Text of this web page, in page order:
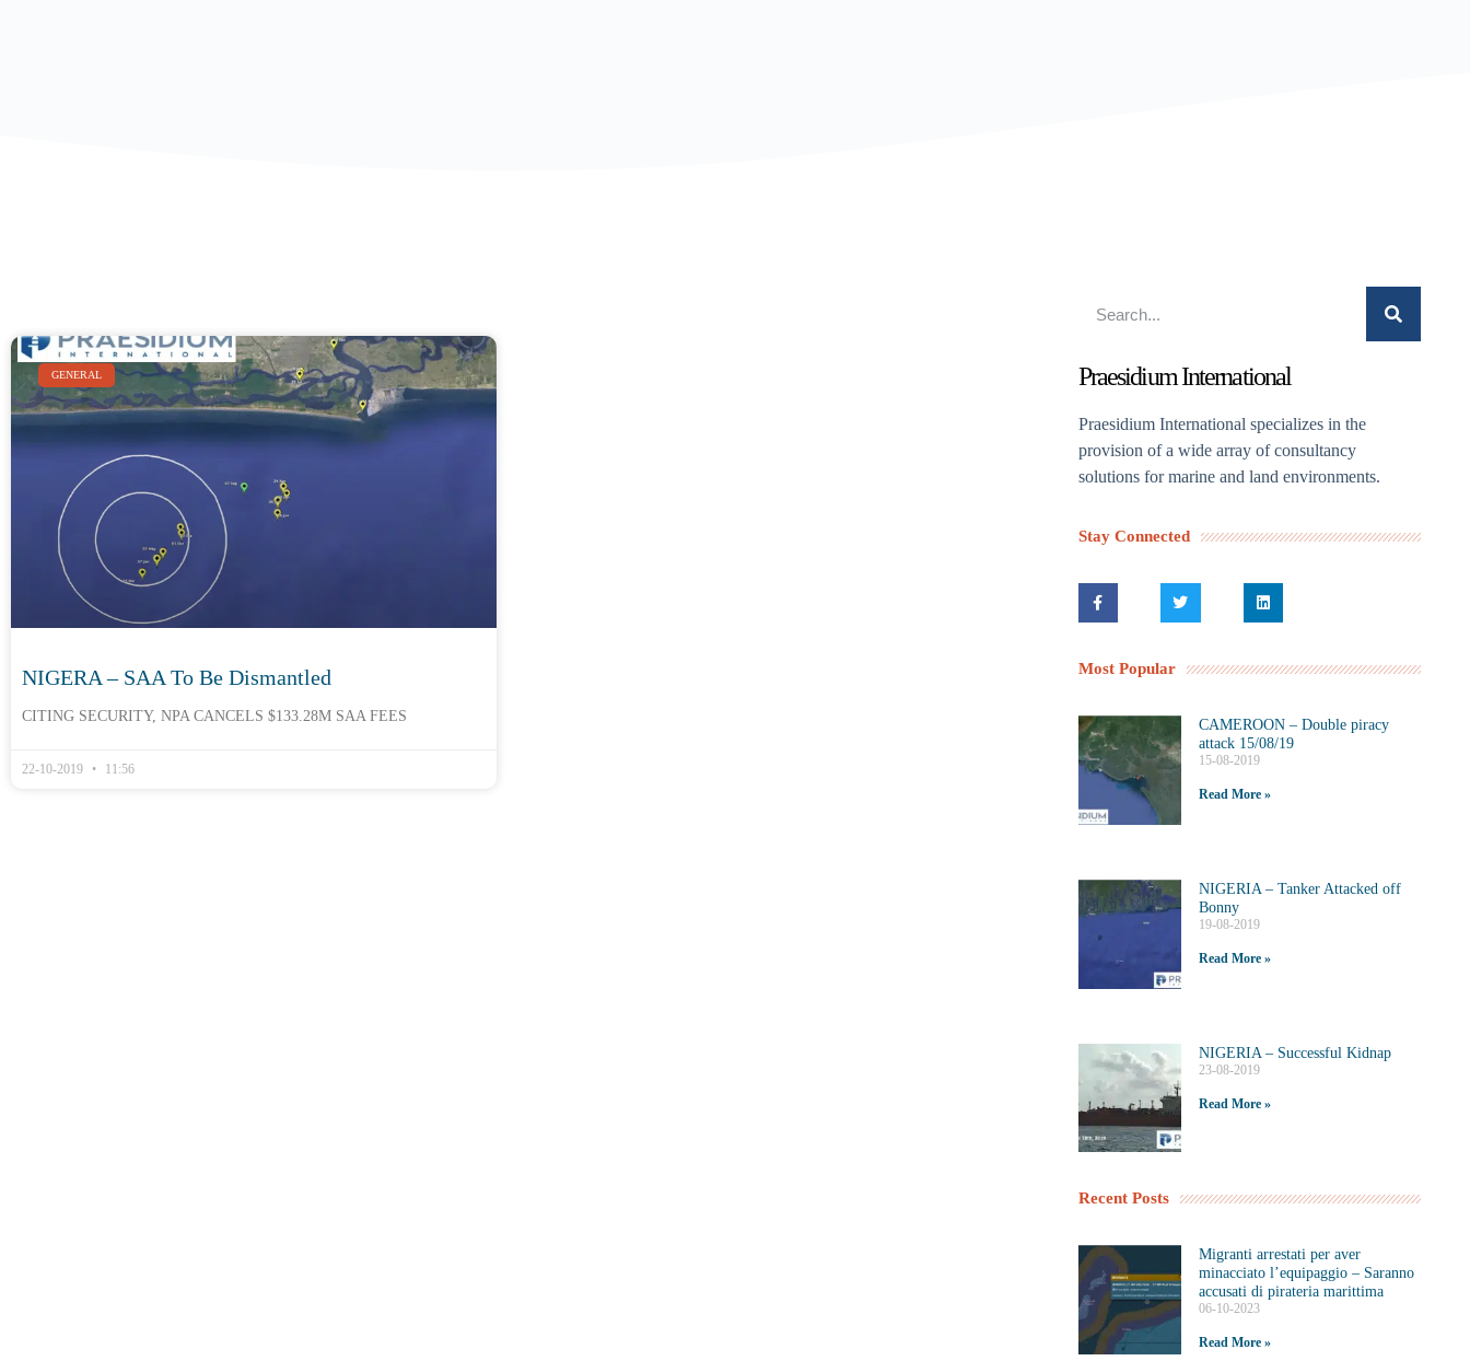
GENERAL
NIGERA – SAA To Be Dismantled
CITING SECURITY, NPA CANCELS $133.28M SAA FEES
22-10-2019 11:56
Praesidium International
Praesidium International specializes in the
provision of a wide array of consultancy
solutions for marine and land environments.
Stay Connected
Most Popular
CAMEROON – Double piracy
attack 15/08/19
15-08-2019
Read More »
NIGERIA – Tanker Attacked off
Bonny
19-08-2019
Read More »
NIGERIA – Successful Kidnap
23-08-2019
Read More »
Recent Posts
Migranti arrestati per aver
minacciato l’equipaggio – Saranno
accusati di pirateria marittima
06-10-2023
Read More »